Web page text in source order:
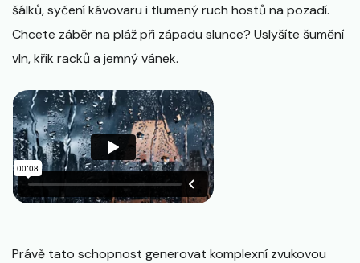
šálků, syčení kávovaru i tlumený ruch hostů na pozadí.
Chcete záběr na pláž při západu slunce? Uslyšíte šumění
vln, křik racků a jemný vánek.
Právě tato schopnost generovat komplexní zvukovou